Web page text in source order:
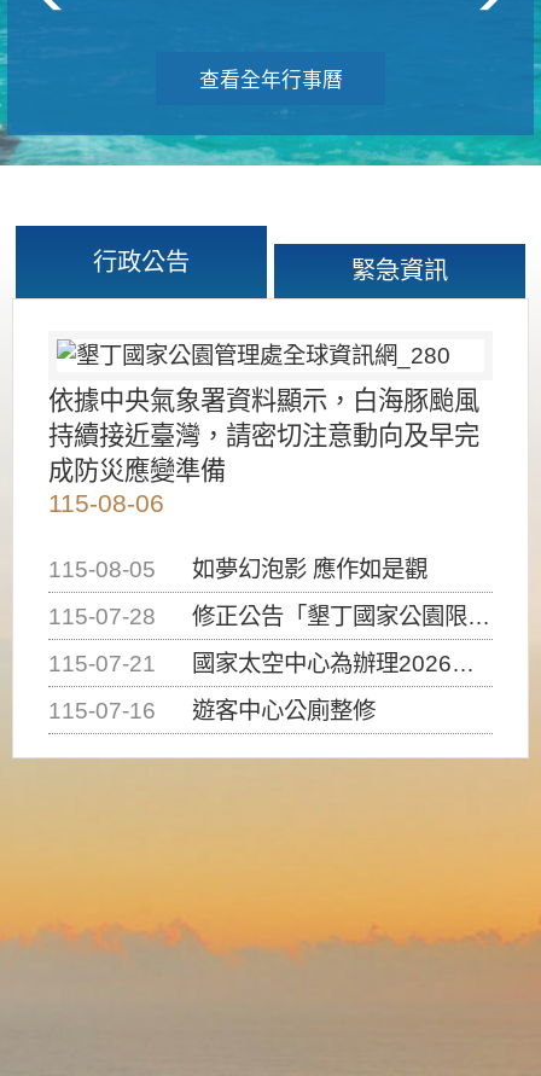
查看全年行事曆
行政公告 緊急資訊
依據中央氣象署資料顯示，白海豚颱風
持續接近臺灣，請密切注意動向及早完
成防災應變準備
115-08-06
115-08-05
如夢幻泡影 應作如是觀
115-07-28
修正公告「墾丁國家公園限制水域遊憩活動之種類、範圍、時間及行為」，自即日生效。
115-07-21
國家太空中心為辦理2026台灣盃火箭競賽，陸、海、空域警戒及協調相關事宜，因颱風備案事宜
115-07-16
遊客中心公廁整修